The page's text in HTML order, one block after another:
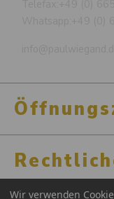
Wir verwenden